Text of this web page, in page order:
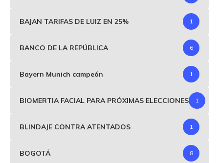
BAJAN TARIFAS DE LUIZ EN 25% 1
BANCO DE LA REPÚBLICA 6
Bayern Munich campeón 1
BIOMERTIA FACIAL PARA PRÓXIMAS ELECCIONES 1
BLINDAJE CONTRA ATENTADOS 1
BOGOTÁ 8